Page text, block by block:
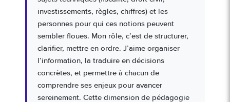
investissements, règles, chiffres) et les
personnes pour qui ces notions peuvent
sembler floues. Mon rôle, c’est de structurer,
clarifier, mettre en ordre. J’aime organiser
l’information, la traduire en décisions
concrètes, et permettre à chacun de
comprendre ses enjeux pour avancer
sereinement. Cette dimension de pédagogie